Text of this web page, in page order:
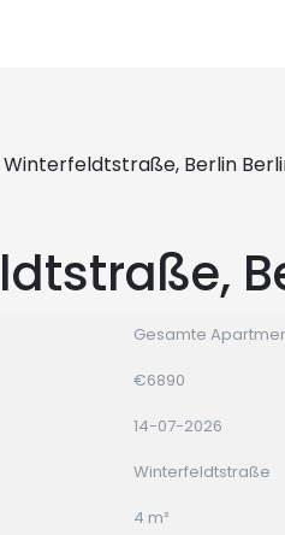
Winterfeldtstraße, Berlin
Gesamte
€6890
14-07-2026
Winterfeldtstraße
4 m²